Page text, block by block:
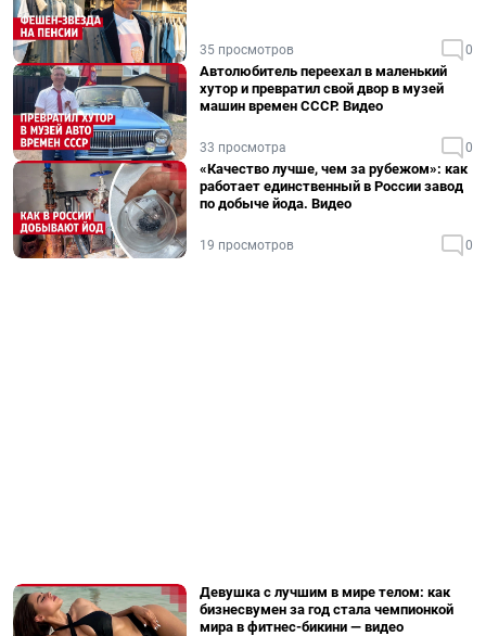
35 просмотров 0
Автолюбитель переехал в маленький
хутор и превратил свой двор в музей
машин времен СССР. Видео
33 просмотра 0
«Качество лучше, чем за рубежом»: как
работает единственный в России завод
по добыче йода. Видео
19 просмотров 0
Девушка с лучшим в мире телом: как
бизнесвумен за год стала чемпионкой
мира в фитнес-бикини — видео